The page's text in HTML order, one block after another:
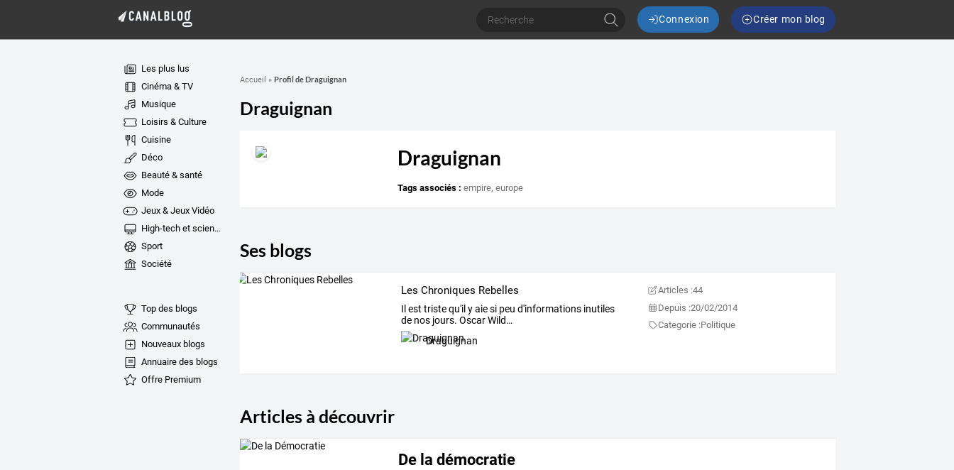
Connexion Créer mon blog
Les plus lus
Cinéma & TV
Musique
Loisirs & Culture
Cuisine
Déco
Beauté & santé
Mode
Jeux & Jeux Vidéo
High-tech et sciences
Sport
Société
Top des blogs
Communautés
Nouveaux blogs
Annuaire des blogs
Offre Premium
Accueil » Profil de Draguignan
Draguignan
Draguignan
Tags associés : empire,europe
Ses blogs
Les Chroniques Rebelles
Il est tristequ'il yaiesipeu d'informationsinutiles
denosjours. OscarWild…
Draguignan
Articles :44
Depuis :20/02/2014
Categorie :Politique
Articles à découvrir
De la démocratie